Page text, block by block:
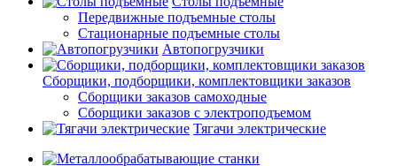
Передвижные подъемные столы
Стационарные подъемные столы
Автопогрузчики
Сборщики, подборщики, комплектовщики заказов
Сборщики заказов самоходные
Сборщики заказов с электроподъемом
Тягачи электрические